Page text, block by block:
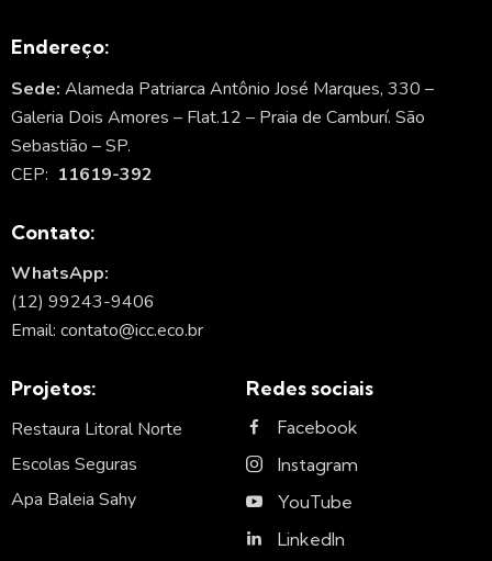
Endereço:
Sede: Alameda Patriarca Antônio José Marques, 330 –
Galeria Dois Amores – Flat.12 – Praia de Camburí. São
Sebastião – SP.
CEP: 11619-392
Contato:
WhatsApp:
(12) 99243-9406
Email: contato@icc.eco.br
Projetos:
Restaura Litoral Norte
Escolas Seguras
Apa Baleia Sahy
Redes sociais
Facebook
Instagram
YouTube
LinkedIn